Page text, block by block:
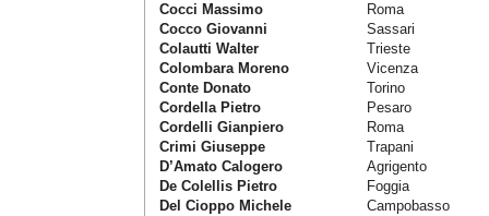
Cocci Massimo
Roma
Cocco Giovanni
Sassari
Colautti Walter
Trieste
Colombara Moreno
Vicenza
Conte Donato
Torino
Cordella Pietro
Pesaro
Cordelli Gianpiero
Roma
Crimi Giuseppe
Trapani
D’Amato Calogero
Agrigento
De Colellis Pietro
Foggia
Del Cioppo Michele
Campobasso